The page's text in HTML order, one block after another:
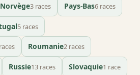
Norvège3 races Pays-Bas6 races
5 races
Roumanie2 races
Russie13 races Slovaquie1 race